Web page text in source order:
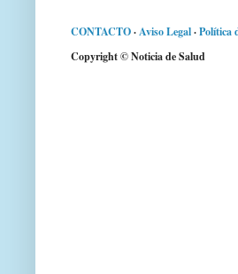
CONTACTO·Aviso Legal·Política
Copyright © Noticia de Salud